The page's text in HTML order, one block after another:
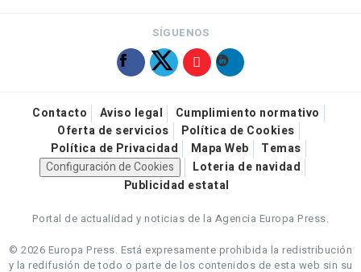
SÍGUENOS
Contacto Aviso legal
Cumplimiento normativo
Oferta de servicios
Política de Cookies
Política de Privacidad
Mapa Web
Temas
Configuración de Cookies
Loteria de navidad
Publicidad estatal
Portal de actualidad y noticias de la Agencia Europa Press.
© 2026 Europa Press. Está expresamente prohibida la redistribución
y la redifusión de todo o parte de los contenidos de esta web sin su